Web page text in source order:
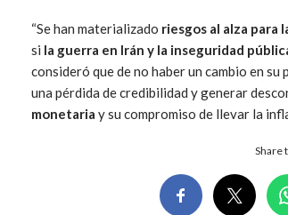
“Se han materializado riesgos al alza para
si la guerra en Irán y la inseguridad
consideró que de no haber un cambio en su
una pérdida de credibilidad y generar
monetaria y su compromiso de llevar la
Share